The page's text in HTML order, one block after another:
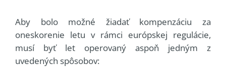
Aby bolo možné žiadať kompenzáciu za
oneskorenie letu v rámci európskej regulácie,
musí byť let operovaný aspoň jedným z
uvedených spôsobov: